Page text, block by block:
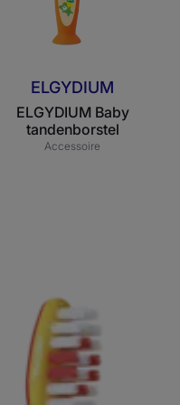
ELGYDIUM
ELGYDIUM Baby
tandenborstel
Accessoire
voor
kinderen
van
2